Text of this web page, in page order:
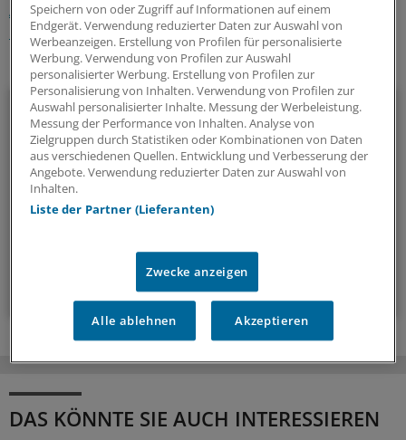
ADHS Allgemeinmedizin Neurologie/Psychiatrie
Pädiatrie
Ihr Newsletter zum Thema
Neurologie/Psychiatrie
Multiple Sklerose, Parkinson, Demenz, Angststörungen und
Co: Zu diesem breiten Themenfeld stellen wir Ihnen
Zum Abonnieren bitte anmelden
DAS KÖNNTE SIE AUCH INTERESSIEREN
Speichern von oder Zugriff auf Informationen auf einem
Endgerät. Verwendung reduzierter Daten zur Auswahl von
Werbeanzeigen. Erstellung von Profilen für personalisierte
Werbung. Verwendung von Profilen zur Auswahl
personalisierter Werbung. Erstellung von Profilen zur
Personalisierung von Inhalten. Verwendung von Profilen zur
Auswahl personalisierter Inhalte. Messung der Werbeleistung.
Messung der Performance von Inhalten. Analyse von
Zielgruppen durch Statistiken oder Kombinationen von Daten
aus verschiedenen Quellen. Entwicklung und Verbesserung der
Angebote. Verwendung reduzierter Daten zur Auswahl von
Inhalten.
Liste der Partner (Lieferanten)
Zwecke anzeigen
Alle ablehnen Akzeptieren